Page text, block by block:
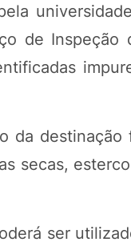
de Inspeção
da
secas,
ser
POTOSÍ